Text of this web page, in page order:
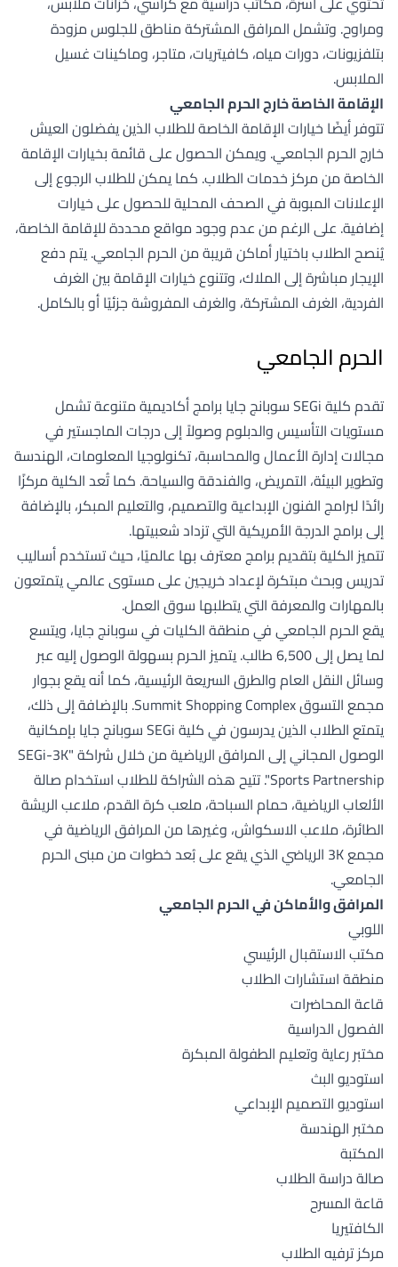
ومراوح. وتشمل المرافق المشتركة مناطق للجلوس مزودة
بتلفزيونات، دورات مياه، كافيتريات، متاجر، وماكينات غسيل
الملابس.
الإقامة الخاصة خارج الحرم الجامعي
تتوفر أيضًا خيارات الإقامة الخاصة للطلاب الذين يفضلون العيش
خارج الحرم الجامعي. ويمكن الحصول على قائمة بخيارات الإقامة
الخاصة من مركز خدمات الطلاب. كما يمكن للطلاب الرجوع إلى
الإعلانات المبوبة في الصحف المحلية للحصول على خيارات
إضافية. على الرغم من عدم وجود مواقع محددة للإقامة الخاصة،
يُنصح الطلاب باختيار أماكن قريبة من الحرم الجامعي. يتم دفع
الإيجار مباشرة إلى الملاك، وتتنوع خيارات الإقامة بين الغرف
الفردية، الغرف المشتركة، والغرف المفروشة جزئيًا أو بالكامل.
الحرم الجامعي
تقدم كلية SEGi سوبانج جايا برامج أكاديمية متنوعة تشمل
مستويات التأسيس والدبلوم وصولاً إلى درجات الماجستير في
مجالات إدارة الأعمال والمحاسبة، تكنولوجيا المعلومات، الهندسة
وتطوير البيئة، التمريض، والفندقة والسياحة. كما تُعد الكلية مركزًا
رائدًا لبرامج الفنون الإبداعية والتصميم، والتعليم المبكر، بالإضافة
إلى برامج الدرجة الأمريكية التي تزداد شعبيتها.
تتميز الكلية بتقديم برامج معترف بها عالميًا، حيث تستخدم أساليب
تدريس وبحث مبتكرة لإعداد خريجين على مستوى عالمي يتمتعون
بالمهارات والمعرفة التي يتطلبها سوق العمل.
يقع الحرم الجامعي في منطقة الكليات في سوبانج جايا، ويتسع
لما يصل إلى 6,500 طالب. يتميز الحرم بسهولة الوصول إليه عبر
وسائل النقل العام والطرق السريعة الرئيسية، كما أنه يقع بجوار
مجمع التسوق Summit Shopping Complex. بالإضافة إلى ذلك،
يتمتع الطلاب الذين يدرسون في كلية SEGi سوبانج جايا بإمكانية
الوصول المجاني إلى المرافق الرياضية من خلال شراكة "SEGi-3K
Sports Partnership". تتيح هذه الشراكة للطلاب استخدام صالة
الألعاب الرياضية، حمام السباحة، ملعب كرة القدم، ملاعب الريشة
الطائرة، ملاعب الاسكواش، وغيرها من المرافق الرياضية في
مجمع 3K الرياضي الذي يقع على بُعد خطوات من مبنى الحرم
الجامعي.
المرافق والأماكن في الحرم الجامعي
اللوبي
مكتب الاستقبال الرئيسي
منطقة استشارات الطلاب
قاعة المحاضرات
الفصول الدراسية
مختبر رعاية وتعليم الطفولة المبكرة
استوديو البث
استوديو التصميم الإبداعي
مختبر الهندسة
المكتبة
صالة دراسة الطلاب
قاعة المسرح
الكافتيريا
مركز ترفيه الطلاب